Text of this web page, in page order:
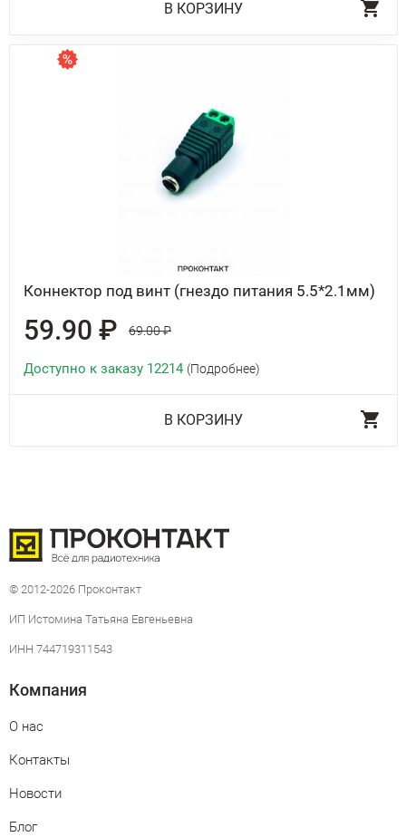
В КОРЗИНУ
Коннектор под винт (гнездо питания 5.5*2.1мм)
59.90 ₽ 69.00 ₽
Доступно к заказу 12214 (Подробнее)
В КОРЗИНУ
© 2012-2026 Проконтакт
ИП Истомина Татьяна Евгеньевна
ИНН 744719311543
Компания
О нас
Контакты
Новости
Блог